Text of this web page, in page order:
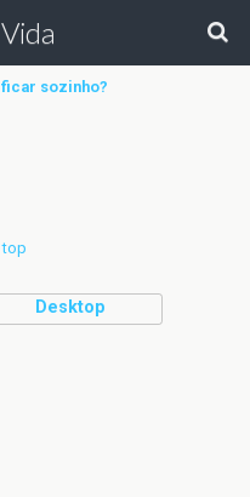
sozinho?
top
Desktop